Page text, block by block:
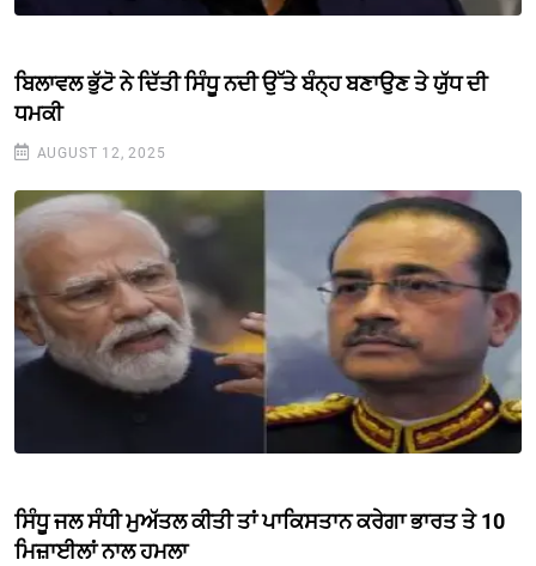
ਬਿਲਾਵਲ ਭੁੱਟੋ ਨੇ ਦਿੱਤੀ ਸਿੰਧੂ ਨਦੀ ਉੱਤੇ ਬੰਨ੍ਹ ਬਣਾਉਣ ਤੇ ਯੁੱਧ ਦੀ
ਧਮਕੀ
AUGUST 12, 2025
ਸਿੰਧੂ ਜਲ ਸੰਧੀ ਮੁਅੱਤਲ ਕੀਤੀ ਤਾਂ ਪਾਕਿਸਤਾਨ ਕਰੇਗਾ ਭਾਰਤ ਤੇ 10
ਮਿਜ਼ਾਈਲਾਂ ਨਾਲ ਹਮਲਾ